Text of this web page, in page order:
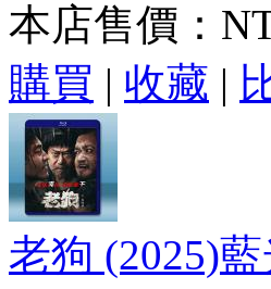
本店售價：
購買 | 收藏 |
老狗 (2025)